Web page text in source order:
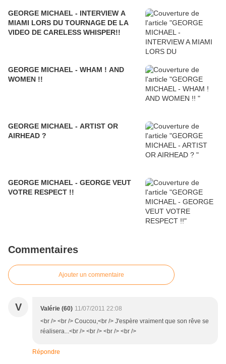
GEORGE MICHAEL - INTERVIEW A
MIAMI LORS DU TOURNAGE DE LA
VIDEO DE CARELESS WHISPER!!
GEORGE MICHAEL - WHAM ! AND
WOMEN !!
GEORGE MICHAEL - ARTIST OR
AIRHEAD ?
GEORGE MICHAEL - GEORGE VEUT
VOTRE RESPECT !!
Commentaires
Ajouter un commentaire
V Valérie (60) 11/07/2011 22:08
<br /> <br /> Coucou,<br /> J'espère vraiment que son rêve se
réalisera...<br /> <br /> <br /> <br />
Répondre